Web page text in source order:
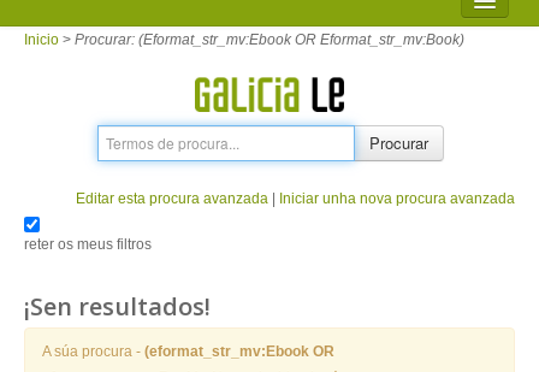
INICIO
PRÉSTAMO
ENTRAR
Inicio > Procurar: (Eformat_str_mv:Ebook OR Eformat_str_mv:Book)
Procurar
Editar esta procura avanzada Iniciar unha nova procura avanzada
reter os meus filtros
¡Sen resultados!
A súa procura - (eformat_str_mv:Ebook OR